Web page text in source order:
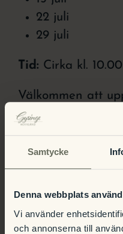
Samtycke
Denna webbplats
Vi använder
och annonserna till
22 juli
29 juli
Tid: Cirka kl.
Välkommen att
kulturarv på
Gysinge Herrgård